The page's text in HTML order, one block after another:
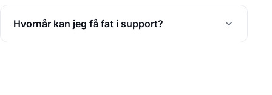
Hvornår kan jeg få fat i support?